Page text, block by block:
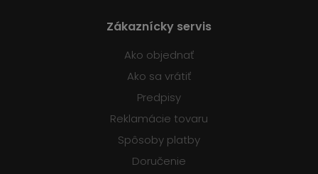
Zákaznícky servis
Ako objednať
Ako sa vrátiť
Predpisy
Reklamácie tovaru
Spôsoby platby
Doručenie